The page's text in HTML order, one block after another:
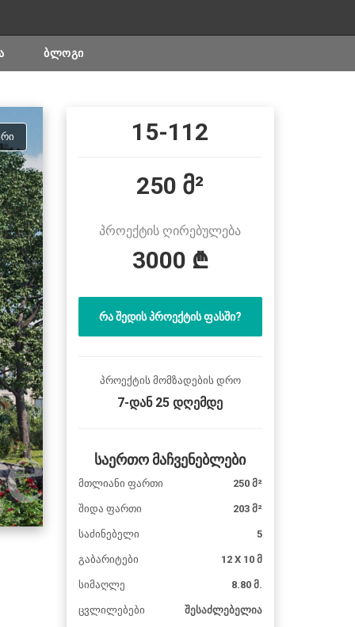
ᲑᲚᲝᲒᲘ
15-112
250 მ²
პროექტის ღირებულება
3000 ₾
ᲠᲐ ᲨᲔᲓᲘᲡ ᲞᲠᲝᲔᲥᲢᲘᲡ ᲤᲐᲡᲨᲘ?
პროექტის მომზადების დრო
7-დან 25 დღემდე
საერთო მაჩვენებლები
მთლიანი ფართი 250 მ²
შიდა ფართი 203 მ²
საძინებელი 5
გაბარიტები 12 X 10 მ
სიმაღლე 8.80 მ.
ცვლილებები შესაძლებელია